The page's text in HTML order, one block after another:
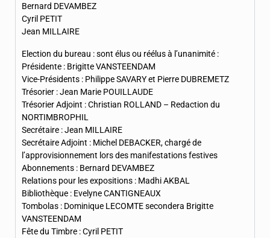
Bernard DEVAMBEZ
Cyril PETIT
Jean MILLAIRE
Election du bureau : sont élus ou réélus à l’unanimité :
Présidente : Brigitte VANSTEENDAM
Vice-Présidents : Philippe SAVARY et Pierre DUBREMETZ
Trésorier : Jean Marie POUILLAUDE
Trésorier Adjoint : Christian ROLLAND – Redaction du
NORTIMBROPHIL
Secrétaire : Jean MILLAIRE
Secrétaire Adjoint : Michel DEBACKER, chargé de
l’approvisionnement lors des manifestations festives
Abonnements : Bernard DEVAMBEZ
Relations pour les expositions : Madhi AKBAL
Bibliothèque : Evelyne CANTIGNEAUX
Tombolas : Dominique LECOMTE secondera Brigitte
VANSTEENDAM
Fête du Timbre : Cyril PETIT